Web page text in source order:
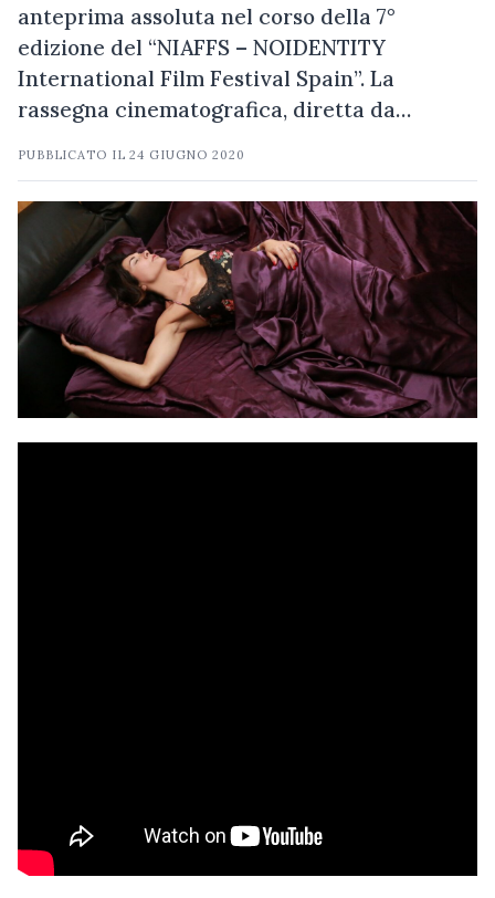
anteprima assoluta nel corso della 7°
edizione del “NIAFFS – NOIDENTITY
International Film Festival Spain”. La
rassegna cinematografica, diretta da…
PUBBLICATO IL24 GIUGNO 2020